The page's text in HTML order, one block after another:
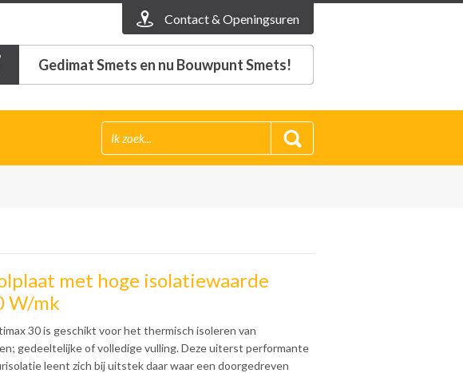
Contact & Openingsuren
Gedimat Smets en nu Bouwpunt Smets!
met hoge isolatiewaarde
W/mk
30 is geschikt voor het thermisch isoleren van
gedeeltelijke of volledige vulling. Deze uiterst performante
leent zich bij uitstek daar waar een doorgedreven